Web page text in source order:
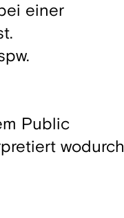
einer
Public
wodurch